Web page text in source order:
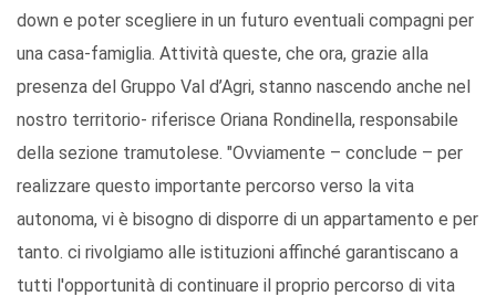
down e poter scegliere in un futuro eventuali compagni per
una casa-famiglia. Attività queste, che ora, grazie alla
presenza del Gruppo Val d’Agri, stanno nascendo anche nel
nostro territorio- riferisce Oriana Rondinella, responsabile
della sezione tramutolese. "Ovviamente – conclude – per
realizzare questo importante percorso verso la vita
autonoma, vi è bisogno di disporre di un appartamento e per
tanto. ci rivolgiamo alle istituzioni affinché garantiscano a
tutti l'opportunità di continuare il proprio percorso di vita